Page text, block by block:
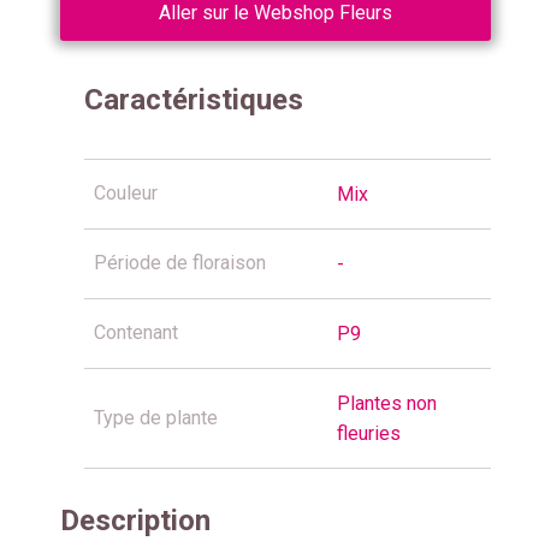
Aller sur le Webshop Fleurs
Caractéristiques
Couleur Mix
Période de floraison -
Contenant P9
Type de plante
Plantes non
fleuries
Description